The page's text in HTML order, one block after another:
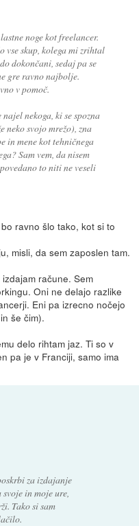
noge kot freelancer.
vse skup, kolega mi zrihtal
dokončani, sedaj pa se
gre ravno najbolje.
v pomoč.
nekoga, ki se spozna
neko svojo mrežo), zna
in mene kot tehničnega
Sam vem, da nisem
to niti ne veseli
ravno šlo tako, kot si to
misli, da sem zaposlen tam.
račune. Sem
Oni ne delajo razlike
Eni pa izrecno nočejo
še čim).
delo rihtam jaz. Ti so v
pa je v Franciji, samo ima
za izdajanje
in moje ure,
Tako si sam